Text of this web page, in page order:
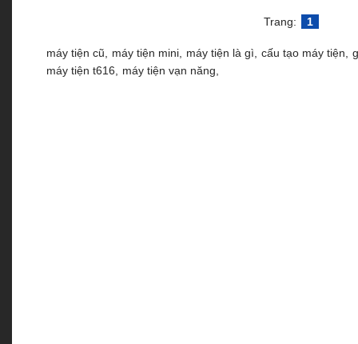
Trang: 1
máy tiện cũ, máy tiện mini, máy tiện là gì, cấu tạo máy tiện,
máy tiện t616,
máy tiện vạn năng,